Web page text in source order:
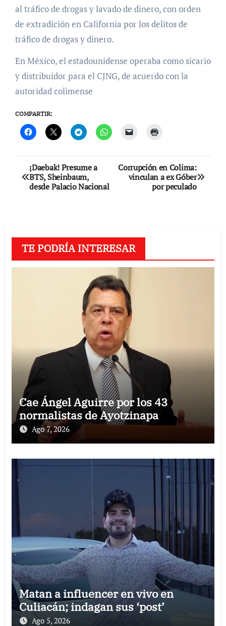
al tráfico de drogas y lavado de dinero, con orden
de extradición en California por los delitos de
tráfico de drogas y dinero.
En México, el estadounidense operaba como sicario
y distribuidor para el CJNG, de acuerdo con la
autoridad colimense
COMPARTIR:
Navegación
de
¡Daebak! Presume a
BTS, Sheinbaum,
desde Palacio Nacional
Corrupción en Colima:
vinculan a ex Góber
por peculado
TE PODRÍA INTERESAR
Cae Ángel Aguirre por los 43
normalistas de Ayotzinapa
Ago 7, 2026
Matan a influencer en vivo en
Culiacán; indagan sus ‘post’
Ago 5, 2026